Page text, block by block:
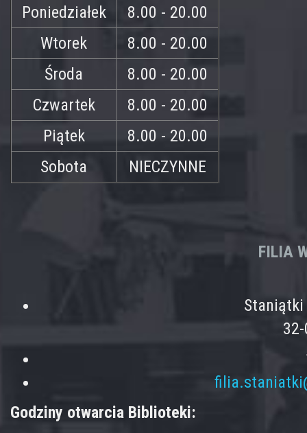
Poniedziałek
8.00 - 20.00
Wtorek
8.00 - 20.00
Środa
8.00 - 20.00
Czwartek
8.00 - 20.00
Piątek
8.00 - 20.00
Sobota
NIECZYNNE
FILIA
Godziny otwarcia Biblioteki: